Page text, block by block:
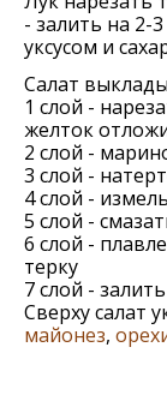
- залить на 2-
уксусом и
Салат
1 слой -
желток
2 слой -
3 слой -
4 слой -
5 слой -
6 слой -
тeрку
7 слой -
Сверху салат
майонез,